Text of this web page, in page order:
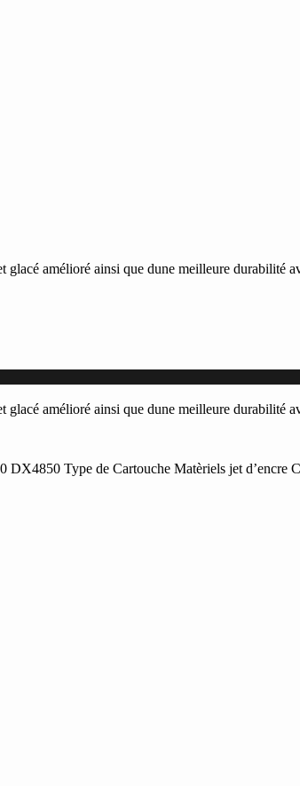
amélioré ainsi que dune meilleure durabilité
amélioré ainsi que dune meilleure durabilité
Type de Cartouche Matèriels jet d’encre